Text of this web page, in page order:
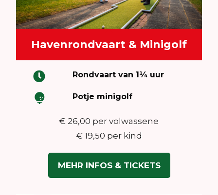
Havenrondvaart & Minigolf
Rondvaart van 1¼ uur
Potje minigolf
€ 26,00 per volwassene
€ 19,50 per kind
MEHR INFOS & TICKETS